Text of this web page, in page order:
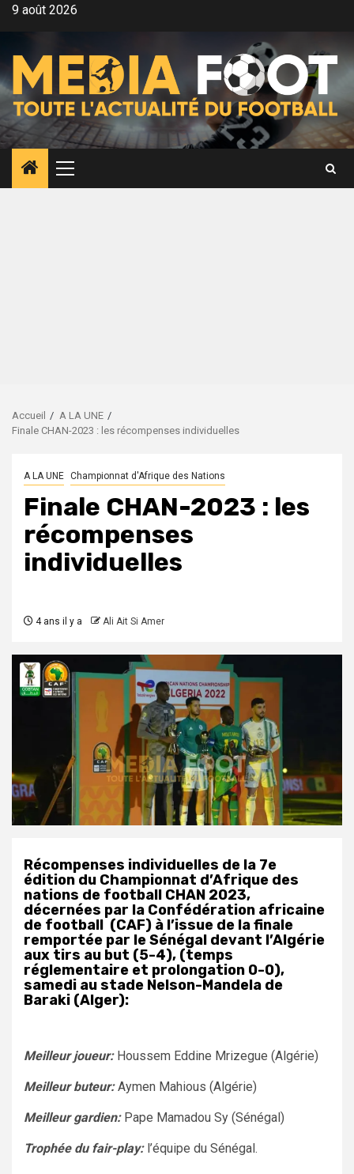
Aller9 août 2026
Menu
principal
Accueil
A LA UNE
Finale CHAN-2023 : les récompenses individuelles
A LA UNE Championnat d'Afrique des Nations
Finale CHAN-2023 : les
récompenses
individuelles
4 ans il y a Ali Ait Si Amer
Récompenses individuelles de la 7e
édition du Championnat d’Afrique des
nations de football CHAN 2023,
décernées par la Confédération africaine
de football (CAF) à l’issue de la finale
remportée par le Sénégal devant l’Algérie
aux tirs au but (5-4), (temps
réglementaire et prolongation 0-0),
samedi au stade Nelson-Mandela de
Baraki (Alger):
Meilleur joueur:Houssem Eddine Mrizegue (Algérie)
Meilleur buteur:Aymen Mahious (Algérie)
Meilleur gardien:Pape Mamadou Sy (Sénégal)
Trophée du fair-play:l’équipe du Sénégal.